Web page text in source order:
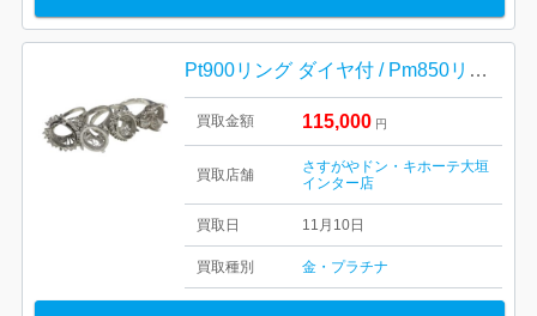
Pt900リング ダイヤ付 / Pm850リング
買取金額 115,000 円
買取店舗
さすがやドン・キホーテ大垣
インター店
買取日 11月10日
買取種別 金・プラチナ